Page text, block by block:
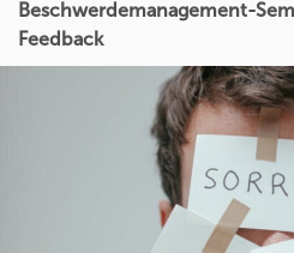
Beschwerdemanagement-
Feedback